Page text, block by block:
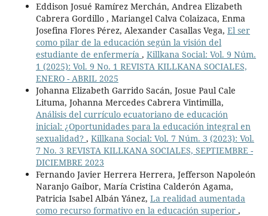
Eddison Josué Ramírez Merchán, Andrea Elizabeth
Cabrera Gordillo , Mariangel Calva Colaizaca, Enma
Josefina Flores Pérez, Alexander Casallas Vega, El ser
como pilar de la educación según la visión del
estudiante de enfermería , Killkana Social: Vol. 9 Núm.
1 (2025): Vol. 9 No. 1 REVISTA KILLKANA SOCIALES,
ENERO - ABRIL 2025
Johanna Elizabeth Garrido Sacán, Josue Paul Cale
Lituma, Johanna Mercedes Cabrera Vintimilla,
Análisis del currículo ecuatoriano de educación
inicial: ¿Oportunidades para la educación integral en
sexualidad? , Killkana Social: Vol. 7 Núm. 3 (2023): Vol.
7 No. 3 REVISTA KILLKANA SOCIALES, SEPTIEMBRE -
DICIEMBRE 2023
Fernando Javier Herrera Herrera, Jefferson Napoleón
Naranjo Gaibor, María Cristina Calderón Agama,
Patricia Isabel Albán Yánez, La realidad aumentada
como recurso formativo en la educación superior ,